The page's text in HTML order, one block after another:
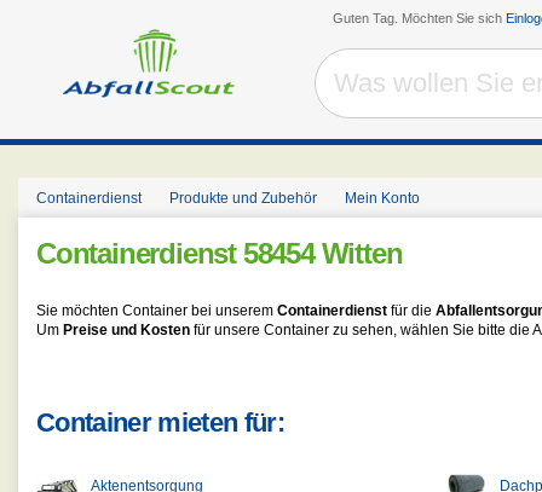
Guten Tag. Möchten Sie sich
Containerdienst Produkte und Zubehör Mein Konto
Containerdienst58454 Witten
Sie möchten Container bei unserem Containerdienst für die
Um Preise und Kosten für unsere Container zu sehen, wählen Sie bitte die
Container mieten für:
Aktenentsorgung